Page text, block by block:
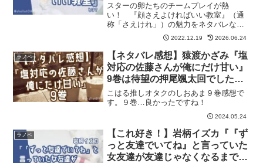
スターの卵たちのチームプレイが熱
い！ 『顔さえよければいい教室』（通
称「さえけれ」）の魅力をネタバレなし
でご紹介します。記事の最後には「さえ
けれ」が気に入った方におすすめの作品
も紹介しています。
2022.12.19 2026.06.24
ラノベ
【ネタバレ感想】猿渡かざみ『塩
対応の佐藤さんが俺にだけ甘い』
9巻は待望の押尾颯太回でした！
【しおあま】
こはる推しオタクのしおあま９巻感想で
す。９巻…良かったですね！
2024.05.24
ラノベ
【これ好き！】岩柄イズカ『『ず
っと友達でいてね』と言っていた
女友達が友達じゃなくなるまで』